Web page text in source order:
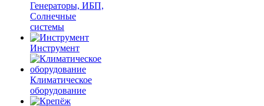
Генераторы, ИБП,
Солнечные
системы
Инструмент
Климатическое
оборудование